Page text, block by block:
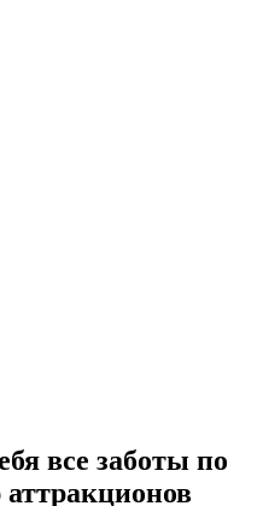
все заботы по